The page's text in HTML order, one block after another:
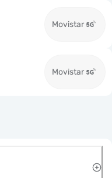
Movistar
Movistar